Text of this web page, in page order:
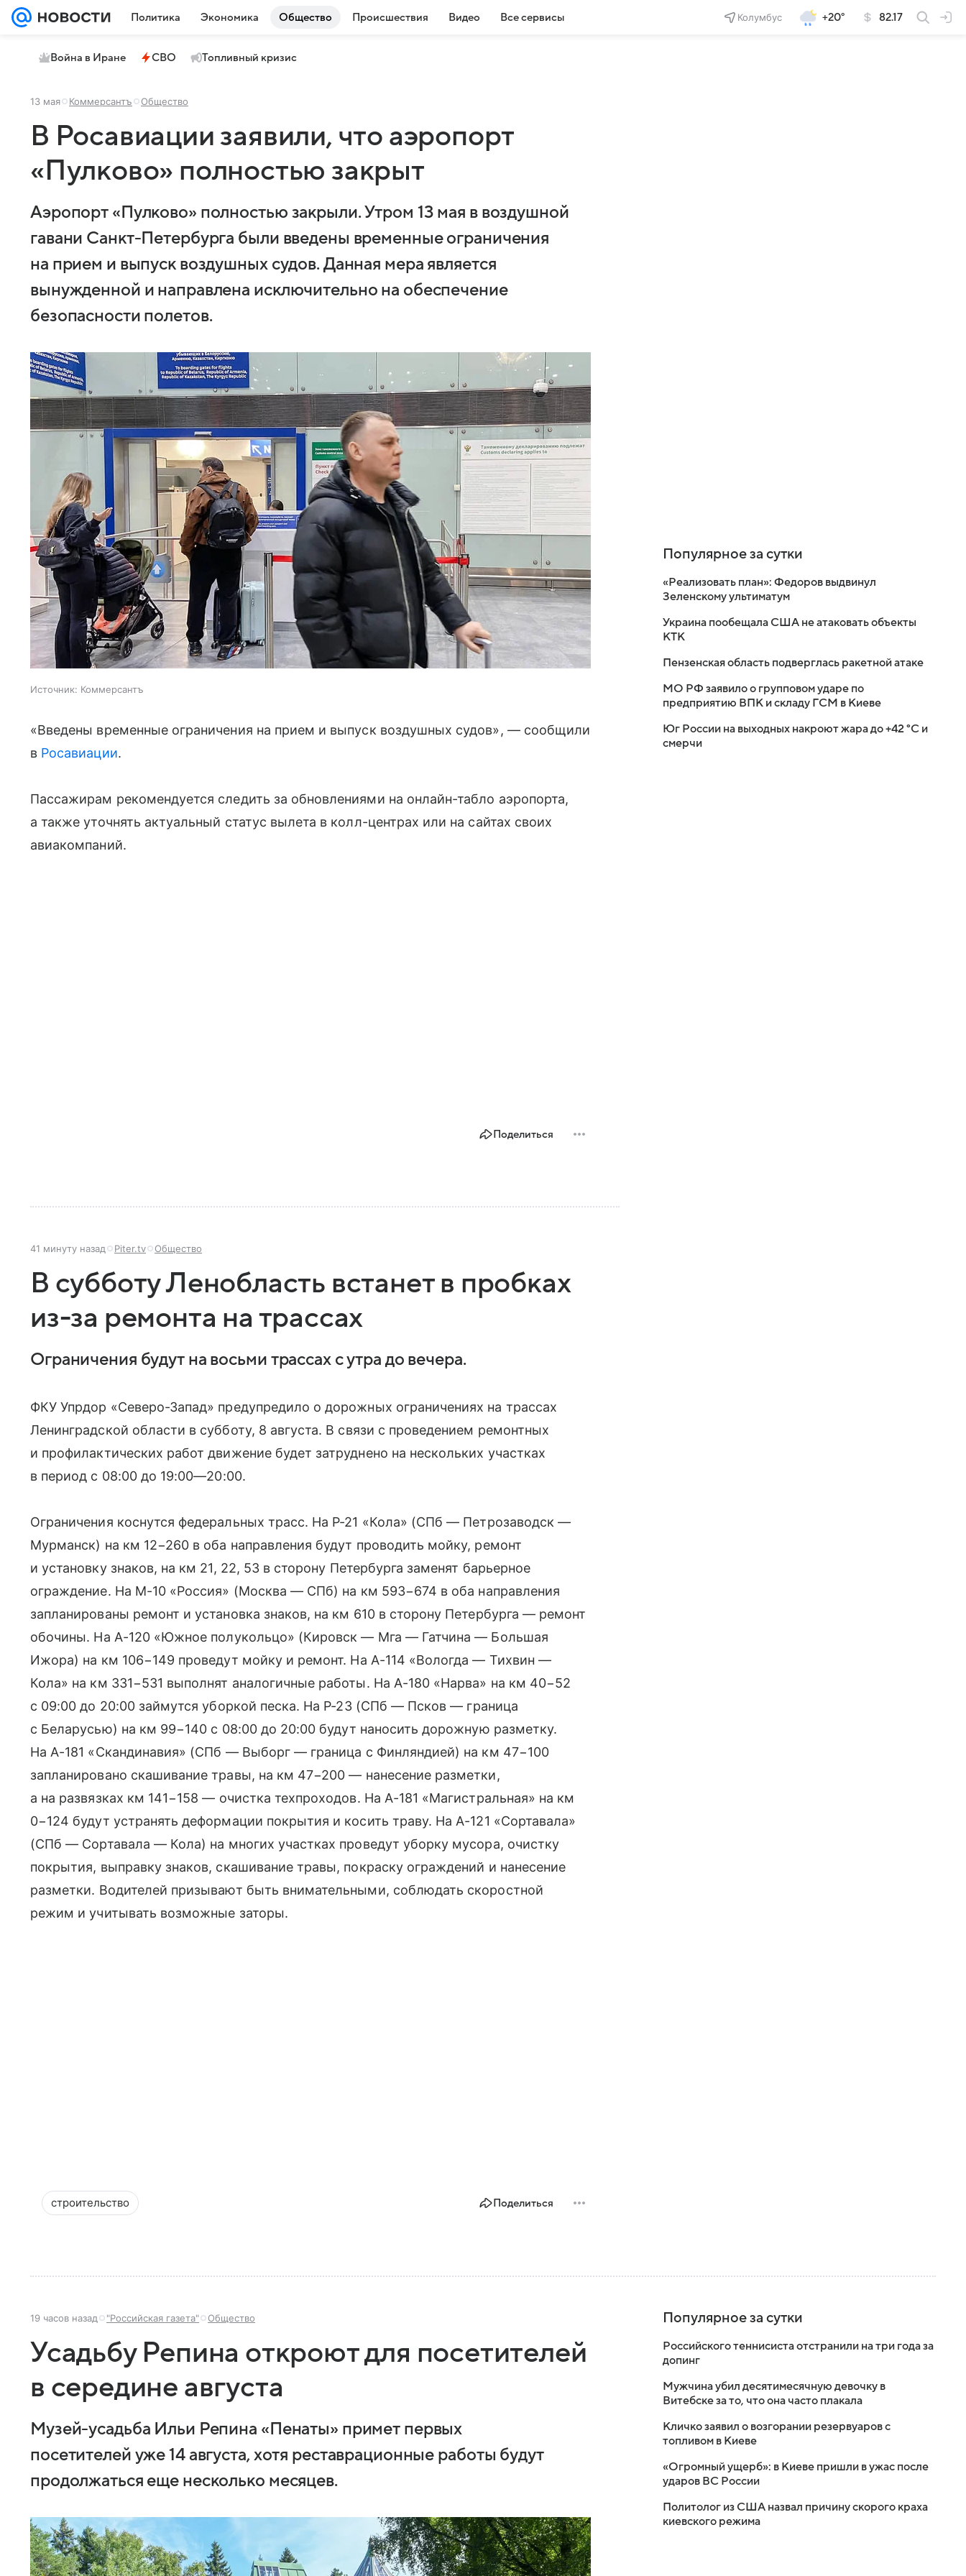
Политика Экономика Общество Происшествия Видео Все сервисы Колумбус +20° 82.17
Война в Иране СВО Топливный кризис
13 мая Коммерсантъ Общество
В Росавиации заявили, что аэропорт
«Пулково» полностью закрыт
Аэропорт «Пулково» полностью закрыли. Утром 13 мая в воздушной
гавани Санкт-Петербурга были введены временные ограничения
на прием и выпуск воздушных судов. Данная мера является
вынужденной и направлена исключительно на обеспечение
безопасности полетов.
Источник: Коммерсантъ
«Введены временные ограничения на прием и выпуск воздушных судов», — сообщили
в Росавиации.
Пассажирам рекомендуется следить за обновлениями на онлайн-табло аэропорта,
а также уточнять актуальный статус вылета в колл-центрах или на сайтах своих
авиакомпаний.
Поделиться
41 минуту назад Piter.tv Общество
В субботу Ленобласть встанет в пробках
из-за ремонта на трассах
Ограничения будут на восьми трассах с утра до вечера.
ФКУ Упрдор «Северо-Запад» предупредило о дорожных ограничениях на трассах
Ленинградской области в субботу, 8 августа. В связи с проведением ремонтных
и профилактических работ движение будет затруднено на нескольких участках
в период с 08:00 до 19:00—20:00.
Ограничения коснутся федеральных трасс. На Р-21 «Кола» (СПб — Петрозаводск —
Мурманск) на км 12−260 в оба направления будут проводить мойку, ремонт
и установку знаков, на км 21, 22, 53 в сторону Петербурга заменят барьерное
ограждение. На М-10 «Россия» (Москва — СПб) на км 593−674 в оба направления
запланированы ремонт и установка знаков, на км 610 в сторону Петербурга — ремонт
обочины. На А-120 «Южное полукольцо» (Кировск — Мга — Гатчина — Большая
Ижора) на км 106−149 проведут мойку и ремонт. На А-114 «Вологда — Тихвин —
Кола» на км 331−531 выполнят аналогичные работы. На А-180 «Нарва» на км 40−52
с 09:00 до 20:00 займутся уборкой песка. На Р-23 (СПб — Псков — граница
с Беларусью) на км 99−140 с 08:00 до 20:00 будут наносить дорожную разметку.
На А-181 «Скандинавия» (СПб — Выборг — граница с Финляндией) на км 47−100
запланировано скашивание травы, на км 47−200 — нанесение разметки,
а на развязках км 141−158 — очистка техпроходов. На А-181 «Магистральная» на км
0−124 будут устранять деформации покрытия и косить траву. На А-121 «Сортавала»
(СПб — Сортавала — Кола) на многих участках проведут уборку мусора, очистку
покрытия, выправку знаков, скашивание травы, покраску ограждений и нанесение
разметки. Водителей призывают быть внимательными, соблюдать скоростной
режим и учитывать возможные заторы.
строительство Поделиться
Популярное за сутки
«Реализовать план»: Федоров выдвинул
Зеленскому ультиматум
Украина пообещала США не атаковать объекты
КТК
Пензенская область подверглась ракетной атаке
МО РФ заявило о групповом ударе по
предприятию ВПК и складу ГСМ в Киеве
Юг России на выходных накроют жара до +42 °C и
смерчи
19 часов назад "Российская газета" Общество
Усадьбу Репина откроют для посетителей
в середине августа
Музей-усадьба Ильи Репина «Пенаты» примет первых
посетителей уже 14 августа, хотя реставрационные работы будут
продолжаться еще несколько месяцев.
Популярное за сутки
Российского теннисиста отстранили на три года за
допинг
Мужчина убил десятимесячную девочку в
Витебске за то, что она часто плакала
Кличко заявил о возгорании резервуаров с
топливом в Киеве
«Огромный ущерб»: в Киеве пришли в ужас после
ударов ВС России
Политолог из США назвал причину скорого краха
киевского режима